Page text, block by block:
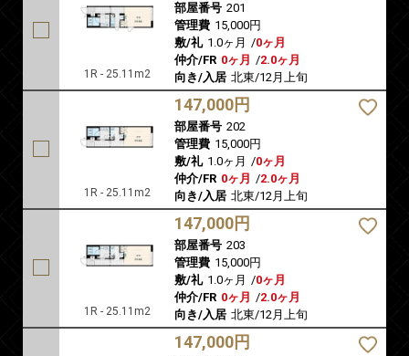
1R - 25.11m2
部屋番号 201
管理費 15,000円
敷/礼 1.0ヶ月 /0ヶ月
仲介/FR 0ヶ月 /2.0ヶ月
向き/入居 北東/12月上旬
1R - 25.11m2
147,000円
部屋番号 202
管理費 15,000円
敷/礼 1.0ヶ月 /0ヶ月
仲介/FR 0ヶ月 /2.0ヶ月
向き/入居 北東/12月上旬
1R - 25.11m2
147,000円
部屋番号 203
管理費 15,000円
敷/礼 1.0ヶ月 /0ヶ月
仲介/FR 0ヶ月 /2.0ヶ月
向き/入居 北東/12月上旬
147,000円